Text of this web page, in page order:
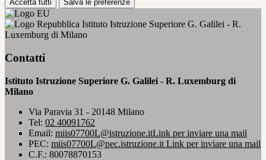
Accetta tutti Salva le preferenze
Istituto Istruzione Superiore G. Galilei - R.
Luxemburg di Milano
Contatti
Istituto Istruzione Superiore G. Galilei - R. Luxemburg di
Milano
Via Paravia 31 - 20148 Milano
Tel: 02 40091762
Email: miis07700L@istruzione.itLink per inviare una mail
PEC: miis07700L@pec.istruzione.it Link per inviare una mail
C.F.: 80078870153